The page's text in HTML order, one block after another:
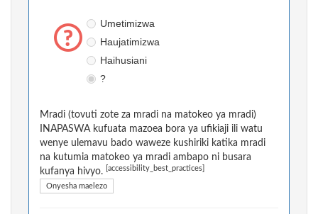
Umetimizwa
Haujatimizwa
Haihusiani
?
Mradi (tovuti zote za mradi na matokeo ya mradi)
INAPASWA kufuata mazoea bora ya ufikiaji ili watu
wenye ulemavu bado waweze kushiriki katika mradi
na kutumia matokeo ya mradi ambapo ni busara
kufanya hivyo.
[accessibility_best_practices]
Onyesha maelezo